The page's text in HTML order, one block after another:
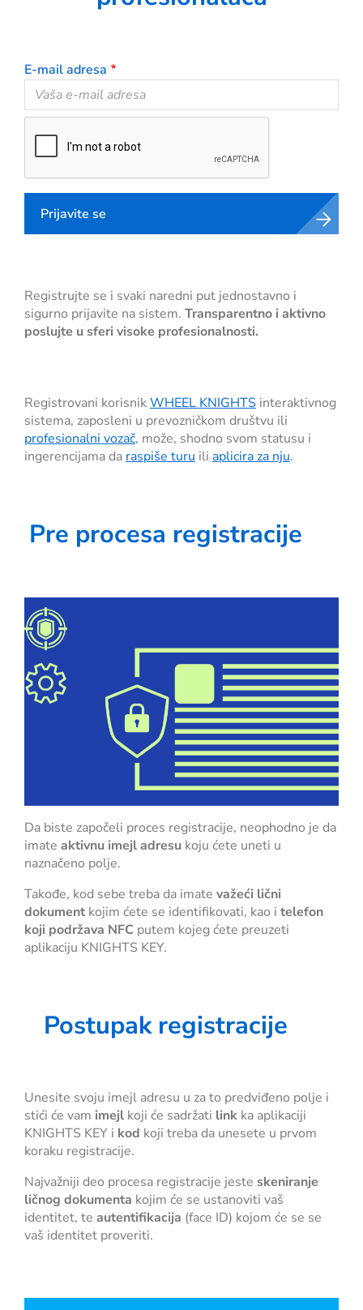
E-mail adresa
Prijavite se
Registrujte se i svaki naredni put jednostavno i
sigurno prijavite na sistem. Transparentno i aktivno
poslujte u sferi visoke profesionalnosti.
Registrovani korisnikWHEEL KNIGHTS interaktivnog
sistema, zaposleni u prevozničkom društvu ili
profesionalni vozač, može, shodno svom statusu i
ingerencijama da raspiše turu ili aplicira za nju.
Pre procesa registracije
Da biste započeli proces registracije, neophodno je da
imate aktivnu imejl adresu koju ćete uneti u
naznačeno polje.
Takođe, kod sebe treba da imate važeći lični
dokument kojim ćete se identifikovati, kao i telefon
koji podržava NFC putem kojeg ćete preuzeti
aplikaciju KNIGHTS KEY.
Postupak registracije
Unesite svoju imejl adresu u za to predviđeno polje i
stići će vam imejl koji će sadržati link ka aplikaciji
KNIGHTS KEY i kod koji treba da unesete u prvom
koraku registracije.
Najvažniji deo procesa registracije jeste skeniranje
ličnog dokumenta kojim će se ustanoviti vaš
identitet, te autentifikacija (face ID) kojom će se se
vaš identitet proveriti.